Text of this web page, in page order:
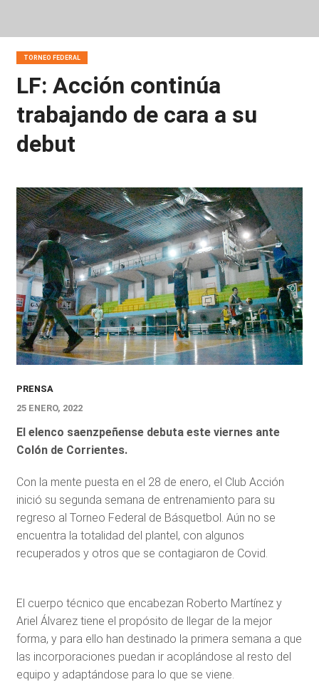
TORNEO FEDERAL
LF: Acción continúa
trabajando de cara a su
debut
PRENSA
25 ENERO, 2022
El elenco saenzpeñense debuta este viernes ante
Colón de Corrientes.
Con la mente puesta en el 28 de enero, el Club Acción
inició su segunda semana de entrenamiento para su
regreso al Torneo Federal de Básquetbol. Aún no se
encuentra la totalidad del plantel, con algunos
recuperados y otros que se contagiaron de Covid.
El cuerpo técnico que encabezan Roberto Martínez y
Ariel Álvarez tiene el propósito de llegar de la mejor
forma, y para ello han destinado la primera semana a que
las incorporaciones puedan ir acoplándose al resto del
equipo y adaptándose para lo que se viene.